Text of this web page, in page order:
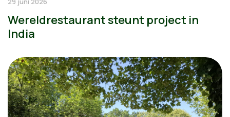
Wereldrestaurant steunt project in
India